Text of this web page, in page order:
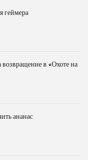
геймера
в «Охоте на
ананас